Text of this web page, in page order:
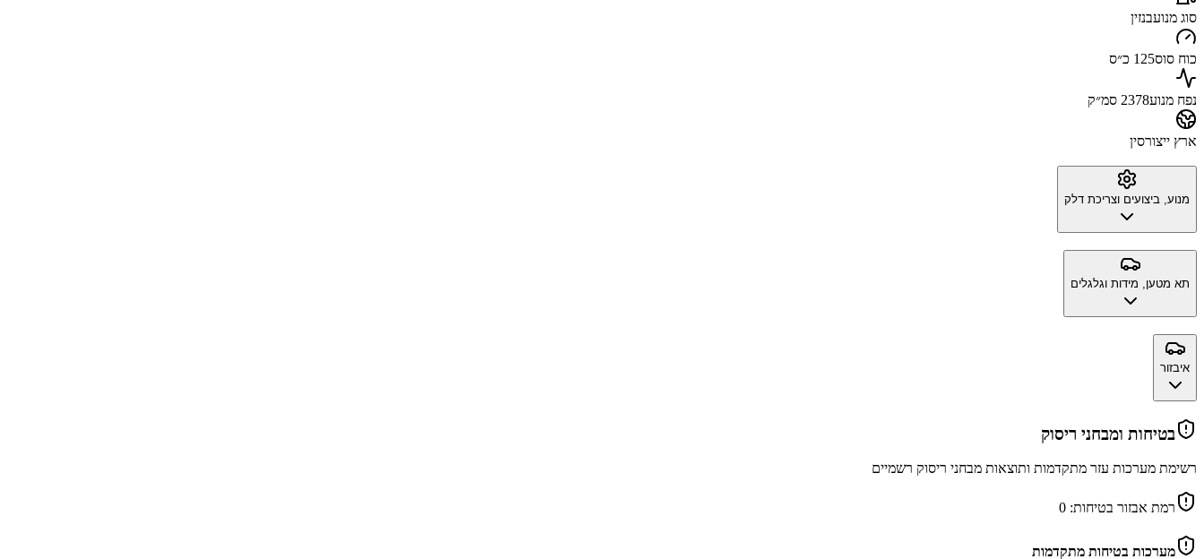
סוג מנועבנזין
כוח סוס125 כ״ס
נפח מנוע2378 סמ״ק
ארץ ייצורסין
מנוע, ביצועים וצריכת דלק
תא מטען, מידות וגלגלים
איבזור
בטיחות ומבחני ריסוק
רשימת מערכות עזר מתקדמות ותוצאות מבחני ריסוק רשמיים
רמת אבזור בטיחות: 0
מערכות בטיחות מתקדמות